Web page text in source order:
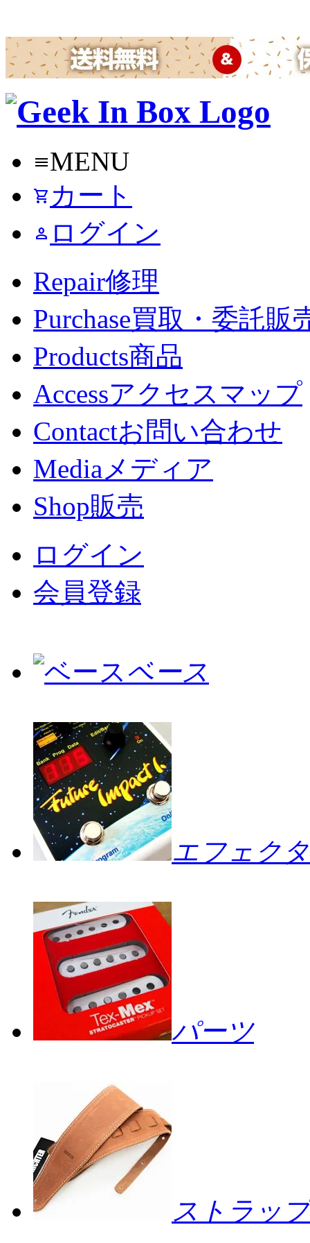
menuMENU
shopping_cart カート
person ログイン
Repair修理
Purchase買取・委託販
Products商品
Accessアクセスマップ
Contactお問い合わせ
Mediaメディア
Shop販売
ログイン
会員登録
ベース
エフェク
パーツ
ストラップ